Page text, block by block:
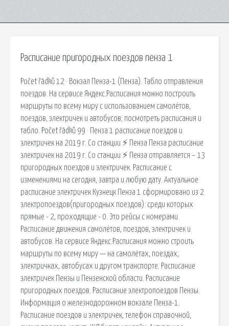
Расписание пригородных поездов пенза 1
Počet řádků 12 · Вокзал Пенза-1 (Пенза). Табло отправления
поездов. На сервисе Яндекс.Расписания можно построить
маршруты по всему миру с использованием самолётов,
поездов, электричек и автобусов; посмотреть расписания и
табло. Počet řádků 99 · Пенза 1 расписание поездов и
электричек на 2019 г. Со станции ⚡ Пенза Пенза расписание
электричек на 2019 г. Со станции ⚡ Пенза отправляется – 13
пригородных поездов и электричек. Расписание с
изменениями на сегодня, завтра и любую дату. Актуальное
расписание электричек Кузнецк Пенза 1 сформировано из 2
электропоездов(пригородных поездов): среди которых
прямые - 2, проходящие - 0. Это рейсы с номерами
Расписание движения самолётов, поездов, электричек и
автобусов. На сервисе Яндекс.Расписания можно строить
маршруты по всему миру — на самолётах, поездах,
электричках, автобусах и другом транспорте. Расписание
электричек Пензы и Пензенской области. Расписание
пригородных поездов. Расписание электропоездов Пензы.
Информация о железнодорожном вокзале Пенза-1.
Расписание поездов и электричек, телефон справочной,